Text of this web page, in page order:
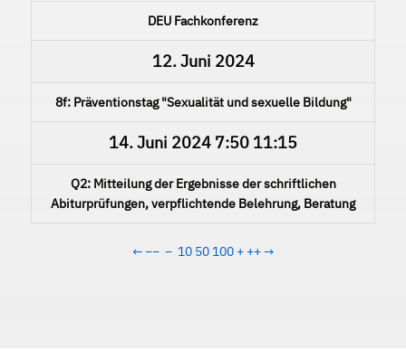
DEU Fachkonferenz
12. Juni 2024
8f: Präventionstag "Sexualität und sexuelle Bildung"
14. Juni 2024 7:50 11:15
Q2: Mitteilung der Ergebnisse der schriftlichen
Abiturprüfungen, verpflichtende Belehrung, Beratung
← −− − 10 50 100 + ++→